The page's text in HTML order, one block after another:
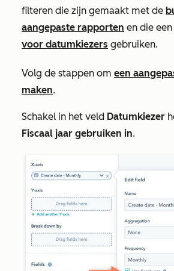
filteren die zijn gemaakt met de
aangepaste rapporten en die een
voor datumkiezers gebruiken.
Volg de stappen om een
maken.
Schakel in het veld Datumkiezer
Fiscaal jaar gebruiken in.